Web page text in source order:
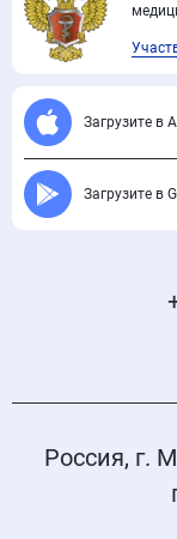
Загрузите в
Загрузите в
Россия, г.